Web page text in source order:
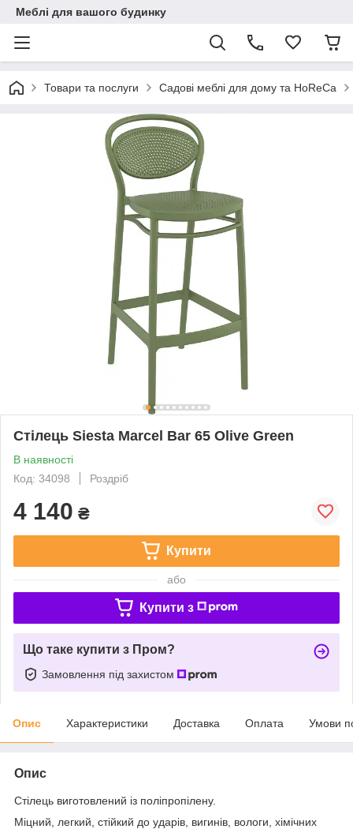
Меблі для вашого будинку
Товари та послуги Садові меблі для дому та HoReCa
Стілець Siesta Marcel Bar 65 Olive Green
В наявності
Код: 34098
Роздріб
4 140 ₴
Купити
або
Купити з
Що таке купити з Пром?
Замовлення під захистом
Опис Характеристики Доставка Оплата Умови
Опис
Стілець виготовлений із поліпропілену.
Міцний, легкий, стійкий до ударів, вигинів, вологи, хімічних